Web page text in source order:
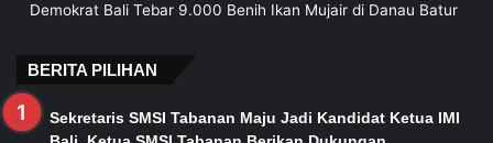
Demokrat Bali Tebar 9.000 Benih Ikan Mujair di Danau Batur
BERITA PILIHAN
Sekretaris SMSI Tabanan Maju Jadi Kandidat Ketua IMI